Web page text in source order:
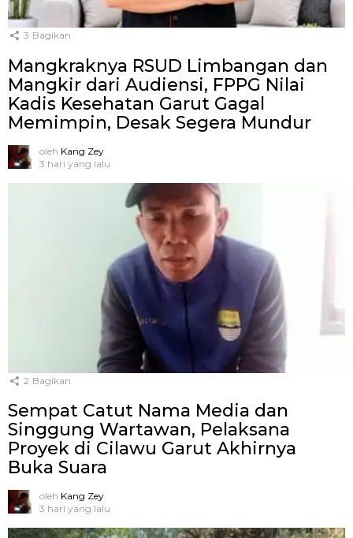
3 Bagikan
Mangkraknya RSUD Limbangan dan
Mangkir dari Audiensi, FPPG Nilai
Kadis Kesehatan Garut Gagal
Memimpin, Desak Segera Mundur
oleh Kang Zey
3 hari yang lalu
2 Bagikan
Sempat Catut Nama Media dan
Singgung Wartawan, Pelaksana
Proyek di Cilawu Garut Akhirnya
Buka Suara
oleh Kang Zey
3 hari yang lalu